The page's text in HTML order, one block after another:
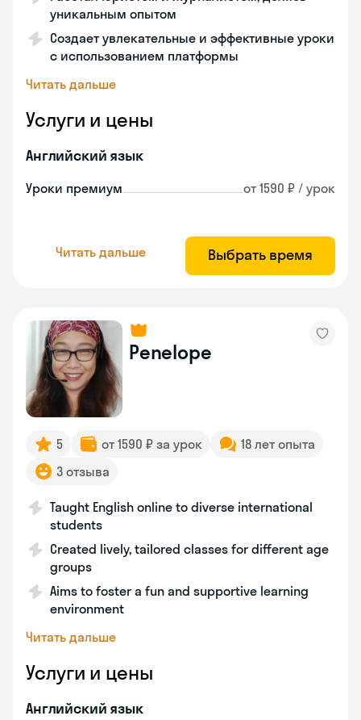
уникальным опытом
Создает увлекательные и эффективные уроки
с использованием платформы
Читать дальше
Услуги и цены
Английский язык
Уроки премиум от 1590 ₽ / урок
Читать дальше Выбрать время
Penelope
5 от 1590 ₽ за урок
18 лет опыта
3 отзыва
Taught English online to diverse international
students
Created lively, tailored classes for different age
groups
Aims to foster a fun and supportive learning
environment
Читать дальше
Услуги и цены
Английский язык